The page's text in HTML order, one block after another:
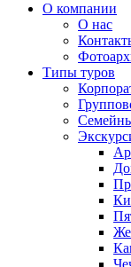
О компании
О нас
Типы туров